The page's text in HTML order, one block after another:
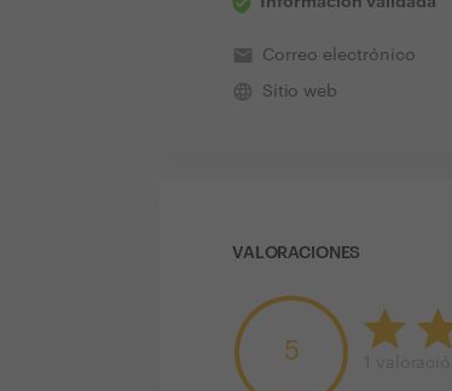
email Correo electrónico
language Sitio web
VALORACIONES
5